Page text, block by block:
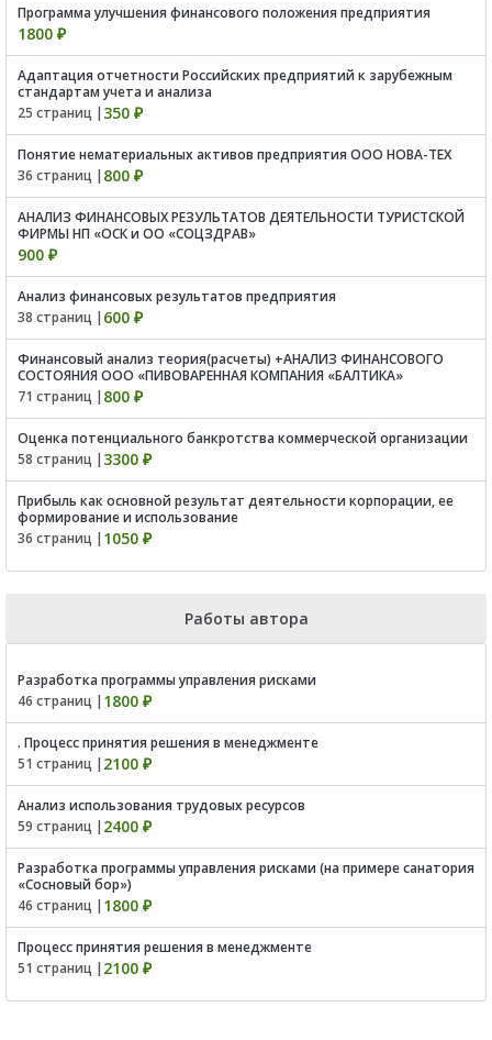
Программа улучшения финансового положения предприятия
1800 ₽
Адаптация отчетности Российских предприятий к зарубежным
стандартам учета и анализа
25 страниц | 350 ₽
Понятие нематериальных активов предприятия ООО НОВА-ТЕХ
36 страниц | 800 ₽
АНАЛИЗ ФИНАНСОВЫХ РЕЗУЛЬТАТОВ ДЕЯТЕЛЬНОСТИ ТУРИСТСКОЙ
ФИРМЫ НП «ОСК и ОО «СОЦЗДРАВ»
900 ₽
Анализ финансовых результатов предприятия
38 страниц | 600 ₽
Финансовый анализ теория(расчеты) +АНАЛИЗ ФИНАНСОВОГО
СОСТОЯНИЯ ООО «ПИВОВАРЕННАЯ КОМПАНИЯ «БАЛТИКА»
71 страниц | 800 ₽
Оценка потенциального банкротства коммерческой организации
58 страниц | 3300 ₽
Прибыль как основной результат деятельности корпорации, ее
формирование и использование
36 страниц | 1050 ₽
Работы автора
Разработка программы управления рисками
46 страниц | 1800 ₽
. Процесс принятия решения в менеджменте
51 страниц | 2100 ₽
Анализ использования трудовых ресурсов
59 страниц | 2400 ₽
Разработка программы управления рисками (на примере санатория
«Сосновый бор»)
46 страниц | 1800 ₽
Процесс принятия решения в менеджменте
51 страниц | 2100 ₽